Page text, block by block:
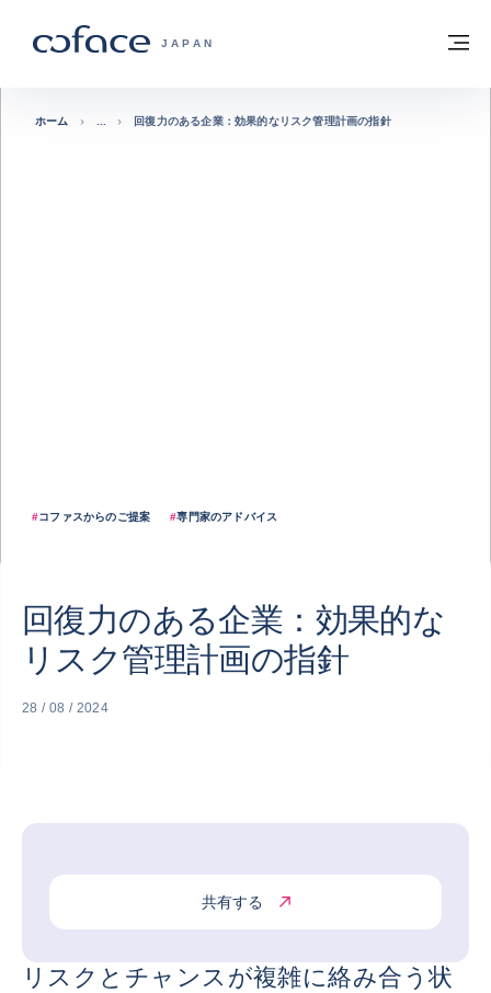
COFACE FOR TRADE - HOMEPAGE
JAPAN
ホームに戻る
#コファスからのご提案 #専門家のアドバイス
ホーム 回復力のある企業：効果的なリスク管理計画の指針
回復力のある企業：効果的な
リスク管理計画の指針
28 / 08 / 2024
共有する
リスクとチャンスが複雑に絡み合う状